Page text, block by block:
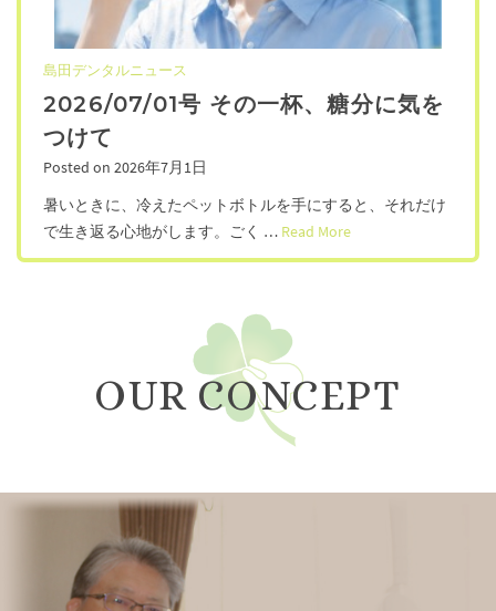
島田デンタルニュース
2026/07/01号 その一杯、糖分に気を
つけて
Posted on 2026年7月1日
暑いときに、冷えたペットボトルを手にすると、それだけ
で生き返る心地がします。ごく … Read More
OUR CONCEPT